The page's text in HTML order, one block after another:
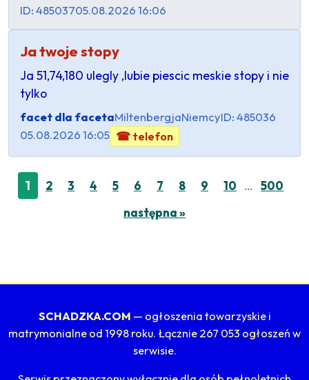
ID: 48503705.08.2026 16:06
Ja twoje stopy
Ja 51,74,180 ulegly ,lubie piescic meskie stopy i nie
tylko
facet dla facetaMiltenbergjaNiemcyID: 485036
05.08.2026 16:05 ☎ telefon
1 2 3 4 5 6 7 8 9 10 …
500
następna »
SCHADZKA.COM — ogłoszenia towarzyskie i
matrymonialne od 1998 roku. Łącznie 267 053 ogłoszeń w
serwisie.